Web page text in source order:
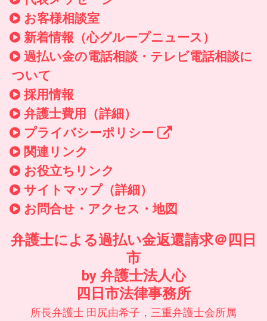
お客様相談室
新着情報 （心グループニュース）
過払い金の電話相談・テレビ電話相談に
ついて
採用情報
弁護士費用（詳細）
プライバシーポリシー
関連リンク
お役立ちリンク
サイトマップ（詳細）
お問合せ・アクセス・地図
弁護士による過払い金返還請求＠四日
市
by 弁護士法人心
四日市法律事務所
所長弁護士 田尻由希子，三重弁護士会所属